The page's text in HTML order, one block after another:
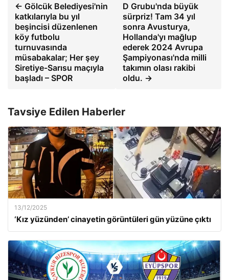
← Gölcük Belediyesi'nin
katkılarıyla bu yıl
beşincisi düzenlenen
köy futbolu
turnuvasında
müsabakalar; Her şey
Siretiye-Sarısu maçıyla
başladı – SPOR
D Grubu'nda büyük
sürpriz! Tam 34 yıl
sonra Avusturya,
Hollanda'yı mağlup
ederek 2024 Avrupa
Şampiyonası'nda milli
takımın olası rakibi
oldu. →
Tavsiye Edilen Haberler
13/12/2025
‘Kız yüzünden’ cinayetin görüntüleri gün yüzüne çıktı